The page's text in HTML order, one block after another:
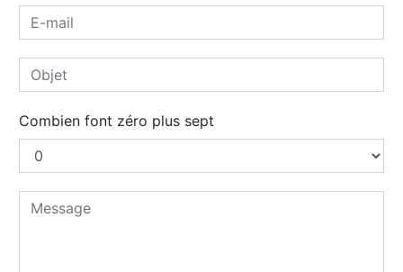
Combien font zéro plus sept